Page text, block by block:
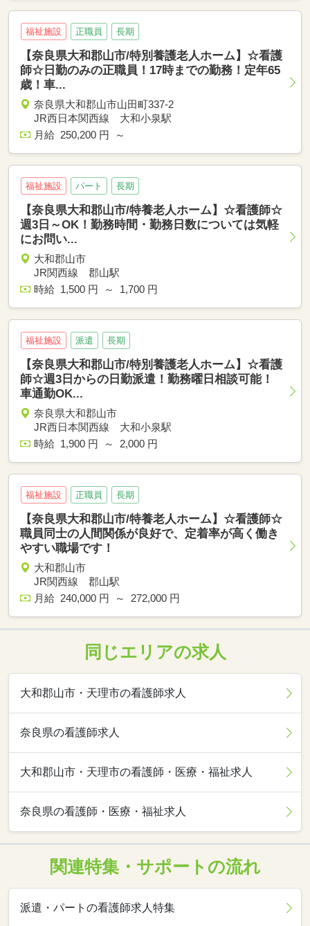
福祉施設 正職員 長期
【奈良県大和郡山市/特別養護老人ホーム】☆看護
師☆日勤のみの正職員！17時までの勤務！定年65
歳！車...
奈良県大和郡山市山田町337-2
JR西日本関西線 大和小泉駅
月給 250,200 円 ～
福祉施設 パート 長期
【奈良県大和郡山市/特養老人ホーム】☆看護師☆
週3日～OK！勤務時間・勤務日数については気軽
にお問い...
大和郡山市
JR関西線 郡山駅
時給 1,500 円 ～ 1,700 円
福祉施設 派遣 長期
【奈良県大和郡山市/特別養護老人ホーム】☆看護
師☆週3日からの日勤派遣！勤務曜日相談可能！
車通勤OK...
奈良県大和郡山市
JR西日本関西線 大和小泉駅
時給 1,900 円 ～ 2,000 円
福祉施設 正職員 長期
【奈良県大和郡山市/特養老人ホーム】☆看護師☆
職員同士の人間関係が良好で、定着率が高く働き
やすい職場です！
大和郡山市
JR関西線 郡山駅
月給 240,000 円 ～ 272,000 円
同じエリアの求人
大和郡山市・天理市の看護師求人
奈良県の看護師求人
大和郡山市・天理市の看護師・医療・福祉求人
奈良県の看護師・医療・福祉求人
関連特集・サポートの流れ
派遣・パートの看護師求人特集